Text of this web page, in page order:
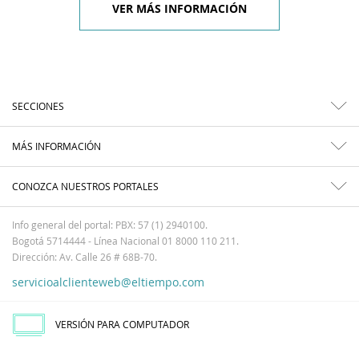
VER MÁS INFORMACIÓN
SECCIONES
MÁS INFORMACIÓN
CONOZCA NUESTROS PORTALES
Info general del portal: PBX: 57 (1) 2940100.
Bogotá 5714444 - Línea Nacional 01 8000 110 211.
Dirección: Av. Calle 26 # 68B-70.
servicioalclienteweb@eltiempo.com
VERSIÓN PARA COMPUTADOR